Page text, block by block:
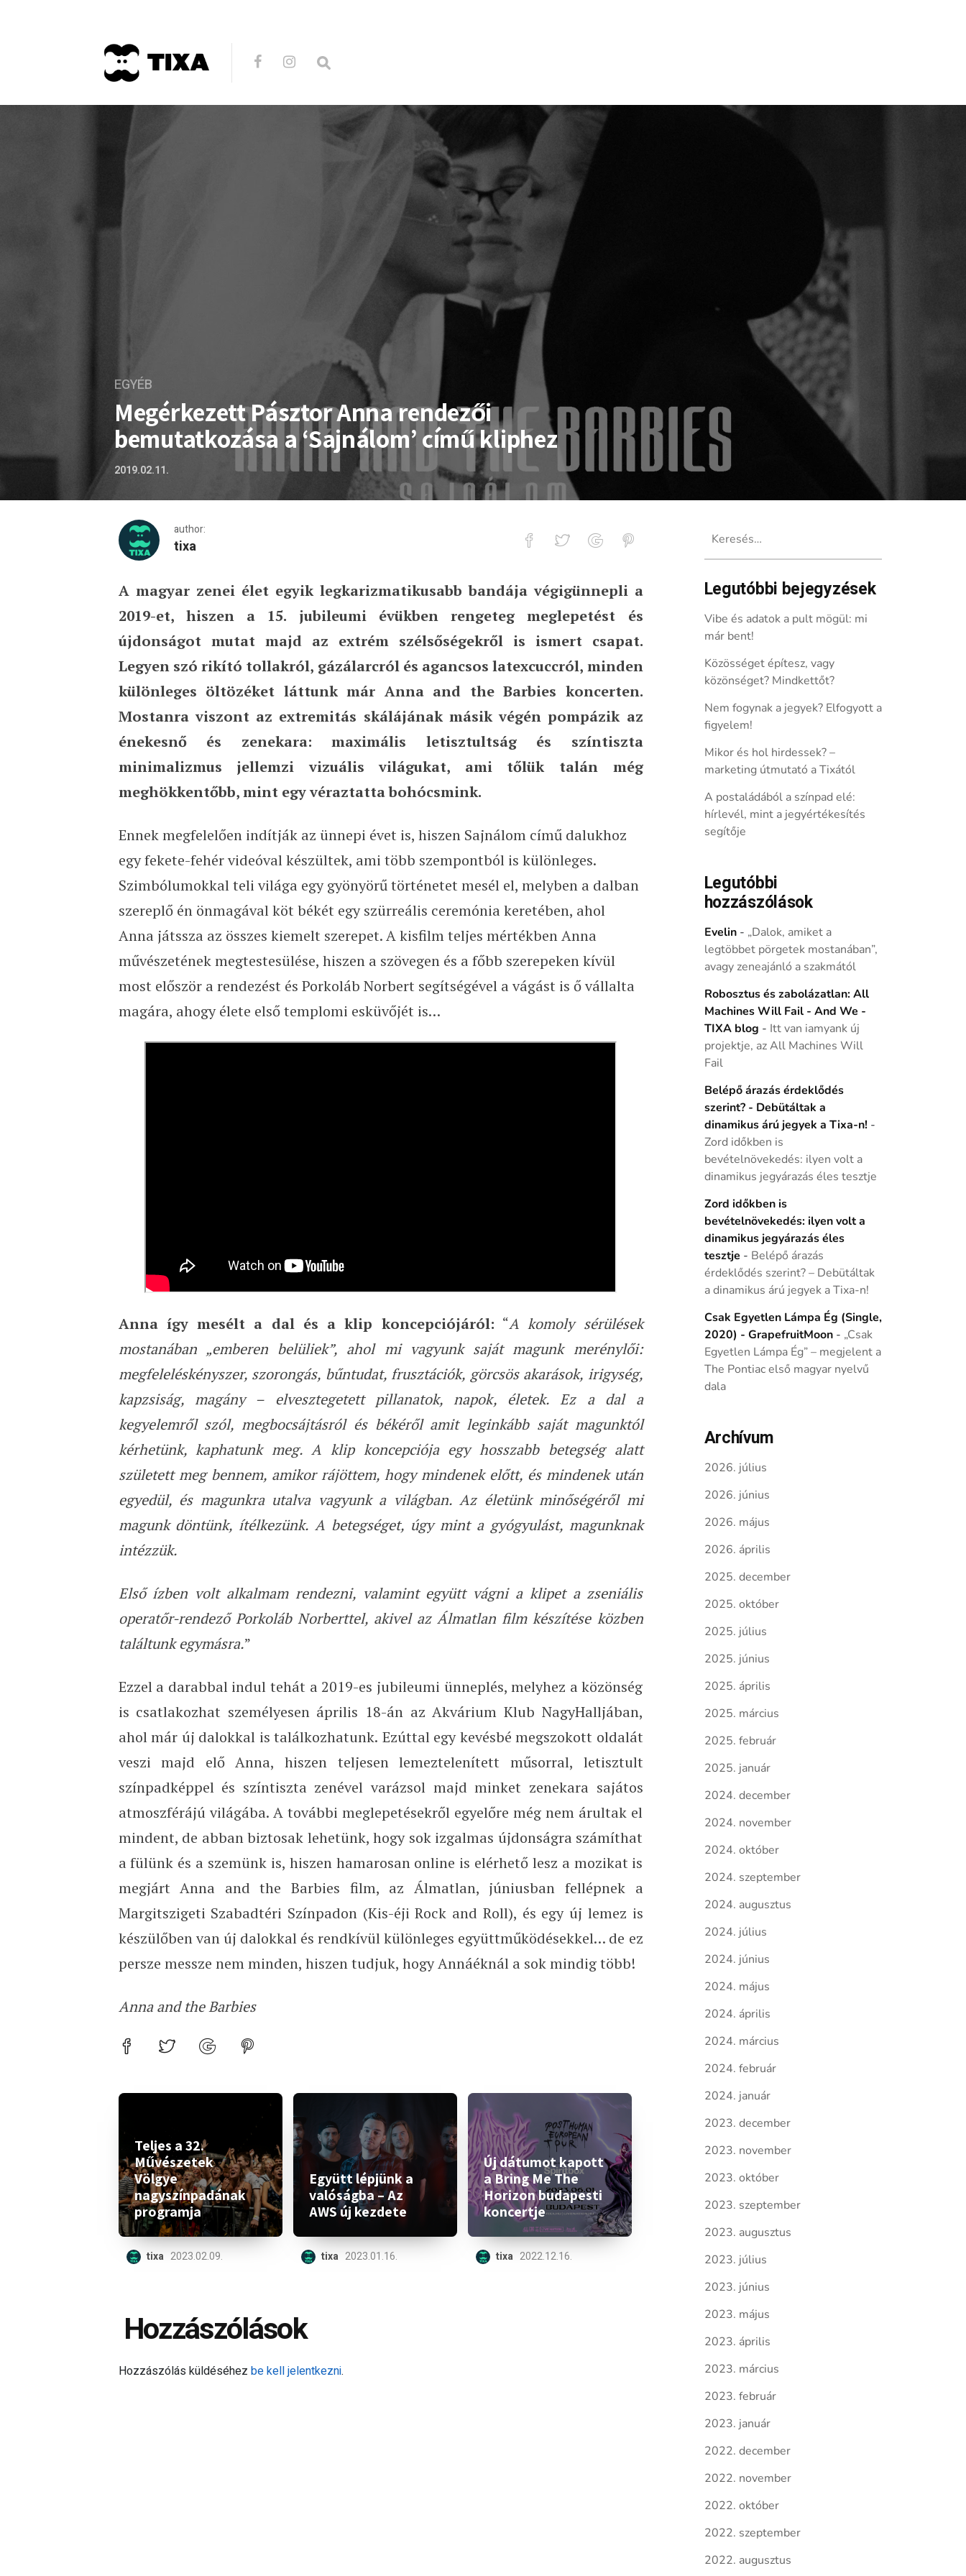
EGYÉB
Megérkezett Pásztor Anna rendezői
bemutatkozása a ‘Sajnálom’ című kliphez
2019.02.11.
author:
tixa
Megérkezett Pásztor Anna rendezői bemutatkozása a ‘Sajnálom’ című kliphez
A magyar zenei élet egyik legkarizmatikusabb bandája végigünnepli a
2019-et, hiszen a 15. jubileumi évükben rengeteg meglepetést és
újdonságot mutat majd az extrém szélsőségekről is ismert csapat.
Legyen szó rikító tollakról, gázálarcról és agancsos latexcuccról, minden
különleges öltözéket láttunk már Anna and the Barbies koncerten.
Mostanra viszont az extremitás skálájának másik végén pompázik az
énekesnő és zenekara: maximális letisztultság és színtiszta
minimalizmus jellemzi vizuális világukat, ami tőlük talán még
meghökkentőbb, mint egy véraztatta bohócsmink.
Ennek megfelelően indítják az ünnepi évet is, hiszen Sajnálom című dalukhoz
egy fekete-fehér videóval készültek, ami több szempontból is különleges.
Szimbólumokkal teli világa egy gyönyörű történetet mesél el, melyben a dalban
szereplő én önmagával köt békét egy szürreális ceremónia keretében, ahol
Anna játssza az összes kiemelt szerepet. A kisfilm teljes mértékben Anna
művészetének megtestesülése, hiszen a szövegen és a főbb szerepeken kívül
most először a rendezést és Porkoláb Norbert segítségével a vágást is ő vállalta
magára, ahogy élete első templomi esküvőjét is…
Anna így mesélt a dal és a klip koncepciójáról: “A komoly sérülések
mostanában „emberen belüliek”, ahol mi vagyunk saját magunk merénylői:
megfeleléskényszer, szorongás, bűntudat, frusztációk, görcsös akarások, irigység,
kapzsiság, magány – elvesztegetett pillanatok, napok, életek. Ez a dal a
kegyelemről szól, megbocsájtásról és békéről amit leginkább saját magunktól
kérhetünk, kaphatunk meg. A klip koncepciója egy hosszabb betegség alatt
született meg bennem, amikor rájöttem, hogy mindenek előtt, és mindenek után
egyedül, és magunkra utalva vagyunk a világban. Az életünk minőségéről mi
magunk döntünk, ítélkezünk. A betegséget, úgy mint a gyógyulást, magunknak
intézzük.
Első ízben volt alkalmam rendezni, valamint együtt vágni a klipet a zseniális
operatőr-rendező Porkoláb Norberttel, akivel az Álmatlan film készítése közben
találtunk egymásra.”
Ezzel a darabbal indul tehát a 2019-es jubileumi ünneplés, melyhez a közönség
is csatlakozhat személyesen április 18-án az Akvárium Klub NagyHalljában,
ahol már új dalokkal is találkozhatunk. Ezúttal egy kevésbé megszokott oldalát
veszi majd elő Anna, hiszen teljesen lemeztelenített műsorral, letisztult
színpadképpel és színtiszta zenével varázsol majd minket zenekara sajátos
atmoszférájú világába. A további meglepetésekről egyelőre még nem árultak el
mindent, de abban biztosak lehetünk, hogy sok izgalmas újdonságra számíthat
a fülünk és a szemünk is, hiszen hamarosan online is elérhető lesz a mozikat is
megjárt Anna and the Barbies film, az Álmatlan, júniusban fellépnek a
Margitszigeti Szabadtéri Színpadon (Kis-éji Rock and Roll), és egy új lemez is
készülőben van új dalokkal és rendkívül különleges együttműködésekkel… de ez
persze messze nem minden, hiszen tudjuk, hogy Annáéknál a sok mindig több!
Anna and the Barbies
Teljes a 32.
Művészetek
Völgye
nagyszínpadának
programja
tixa 2023.02.09.
Együtt lépjünk a
valóságba – Az
AWS új kezdete
tixa 2023.01.16.
Új dátumot kapott
a Bring Me The
Horizon budapesti
koncertje
tixa 2022.12.16.
Hozzászólások
Hozzászólás küldéséhez be kell jelentkezni.
Legutóbbi bejegyzések
Vibe és adatok a pult mögül: mi
már bent!
Közösséget építesz, vagy
közönséget? Mindkettőt?
Nem fogynak a jegyek? Elfogyott a
figyelem!
Mikor és hol hirdessek? –
marketing útmutató a Tixától
A postaládából a színpad elé:
hírlevél, mint a jegyértékesítés
segítője
Legutóbbi
hozzászólások
Evelin- „Dalok, amiket a
legtöbbet pörgetek mostanában”,
avagy zeneajánló a szakmától
Robosztus és zabolázatlan: All
Machines Will Fail - And We -
TIXA blog - Itt van iamyank új
projektje, az All Machines Will
Fail
Belépő árazás érdeklődés
szerint? - Debütáltak a
dinamikus árú jegyek a Tixa-n! -
Zord időkben is
bevételnövekedés: ilyen volt a
dinamikus jegyárazás éles tesztje
Zord időkben is
bevételnövekedés: ilyen volt a
dinamikus jegyárazás éles
tesztje - Belépő árazás
érdeklődés szerint? – Debütáltak
a dinamikus árú jegyek a Tixa-n!
Csak Egyetlen Lámpa Ég (Single,
2020) - GrapefruitMoon- „Csak
Egyetlen Lámpa Ég” – megjelent a
The Pontiac első magyar nyelvű
dala
Archívum
2026. július
2026. június
2026. május
2026. április
2025. december
2025. október
2025. július
2025. június
2025. április
2025. március
2025. február
2025. január
2024. december
2024. november
2024. október
2024. szeptember
2024. augusztus
2024. július
2024. június
2024. május
2024. április
2024. március
2024. február
2024. január
2023. december
2023. november
2023. október
2023. szeptember
2023. augusztus
2023. július
2023. június
2023. május
2023. április
2023. március
2023. február
2023. január
2022. december
2022. november
2022. október
2022. szeptember
2022. augusztus